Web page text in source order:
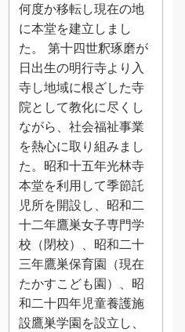
何度か移転し現在の地
に本堂を建立しまし
た。 第十四世釈琢磨が
日出生の明行寺より入
寺し地域に根ざした寺
院として教化に尽くし
ながら、社会福祉事業
を熱心に取り組みまし
た。昭和十五年光林寺
本堂を利用して季節託
児所を開設し、昭和二
十二年鷹巣女子専門学
校（閉校）、昭和二十
三年鷹巣保育園（現在
たかすこども園）、昭
和二十四年児童養護施
設鷹巣学園を設立し、